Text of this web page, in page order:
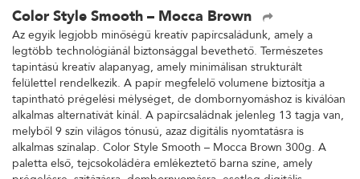
Color Style Smooth – Mocca Brown
Az egyik legjobb minőségű kreatív papírcsaládunk, amely a
legtöbb technológiánál biztonsággal bevethető. Természetes
tapintású kreatív alapanyag, amely minimálisan strukturált
felülettel rendelkezik. A papír megfelelő volumene biztosítja a
tapintható prégelési mélységet, de dombornyomáshoz is kiválóan
alkalmas alternatívát kínál. A papírcsaládnak jelenleg 13 tagja van,
melyből 9 szín világos tónusú, azaz digitális nyomtatásra is
alkalmas színalap. Color Style Smooth – Mocca Brown 300g. A
paletta első, tejcsokoládéra emlékeztető barna színe, amely